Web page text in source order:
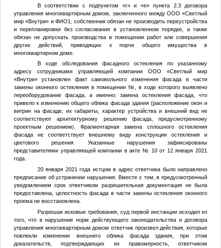
В соответствии с подпунктом «г» и «е» пункта 2.3 договора
управления многоквартирным домом, заключенного между ООО «Светлый
мир «Внутри» иФИО1
, собственник обязан не производить переустройства
и перепланировки без согласования в установленном порядке, а также
обязан не допускать производства в помещении работ или совершения
других действий, приводящих к порче общего имущества в
многоквартирном доме.
В ходе обследования фасадного остекления по указанному
адресу сотрудниками управляющей компании ООО «Светлый мир
«Внутри» установлен факт самовольного изменения фасада в части
замены оконного остекления в помещении №, в ходе которого выявлено
переоборудование фасада, а именно: замена остекления фасада, что
привело к изменению общего облика фасада здания (расположение окон и
витрин на фасаде, их габариты, характер устройства и внешний вид не
соответствуют архитектурному решению фасада, предусмотренному
проектным решением). Фрагментарная замена сплошного остекления
фасада не соответствует внешнему виду конструкции остекления и
цветового решения. Указанные нарушения зафиксированы
представителями управляющей компании в акте № 10 от 12 января 2021
года.
20 января 2021 года истцом в адрес ответчика было направлено
предписание об устранении нарушения. Вместе с тем, в предусмотренный
уведомлением срок ответчиком разрешительная документация не была
предоставлена, целостность фасада в части замены остекления оконного
проема не восстановлена.
Разрешая исковые требования, суд первой инстанции исходил из
того, что в нарушение норм действующего законодательства и договора
управления многоквартирным домом ответчик произвел действия, которые
повлекли изменение внешнего облика фасада здания, при этом
доказательств, подтверждающих их правомерность, ответчиком